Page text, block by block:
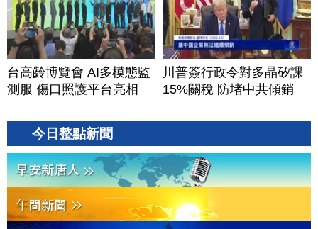
台高齡博覽會 AI多模態監
測服 傷口照護平台亮相
川普簽行政令對多晶矽課
15%關稅 防堵中共傾銷
今日整點新聞